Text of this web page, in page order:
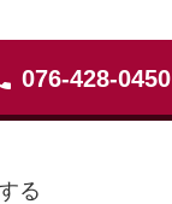
076-428-0450
る